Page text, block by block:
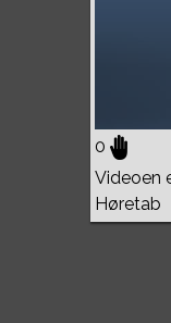
0
Videoen
Høretab